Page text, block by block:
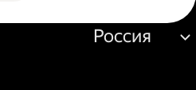
Россия